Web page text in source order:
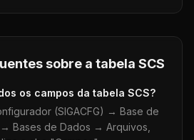
sobre a tabela SCS
os campos da tabela SCS?
(SIGACFG) → Base de
Bases de Dados → Arquivos,